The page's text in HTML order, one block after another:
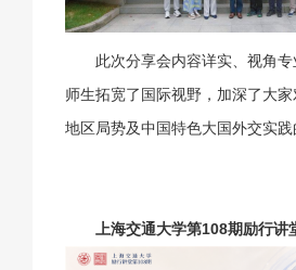
此次分享会内容详实、视角
师生拓宽了国际视野，加深了大
地区局势及中国特色大国外交实践
上海交通大学第108期励行讲